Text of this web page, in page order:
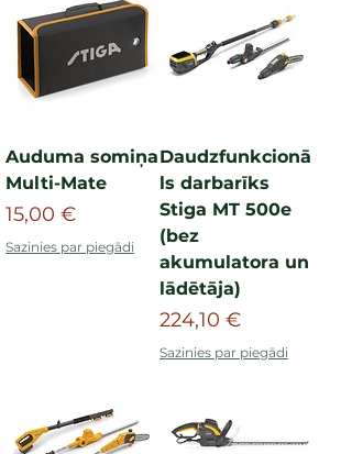
Auduma somiņa
Multi-Mate
Cena
15,00 €
Sazinies par piegādi
Daudzfunkcionā
ls darbarīks
Stiga MT 500e
(bez
akumulatora un
lādētāja)
Cena
224,10 €
Sazinies par piegādi